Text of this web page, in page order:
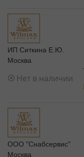
ИП Ситкина Е.Ю.
Москва
Нет в наличии
ООО "Снабсервис"
Москва